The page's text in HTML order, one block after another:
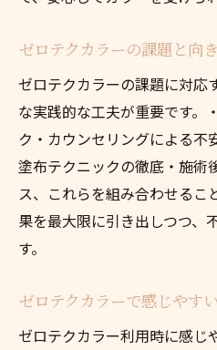
ゼロテクカラーの課題と向
ゼロテクカラーの課題に対応
な実践的な工夫が重要です。
ク・カウンセリングによる不
塗布テクニックの徹底・施術
ス、これらを組み合わせるこ
果を最大限に引き出しつつ、
す。
ゼロテクカラーで感じやす
ゼロテクカラー利用時に感じ